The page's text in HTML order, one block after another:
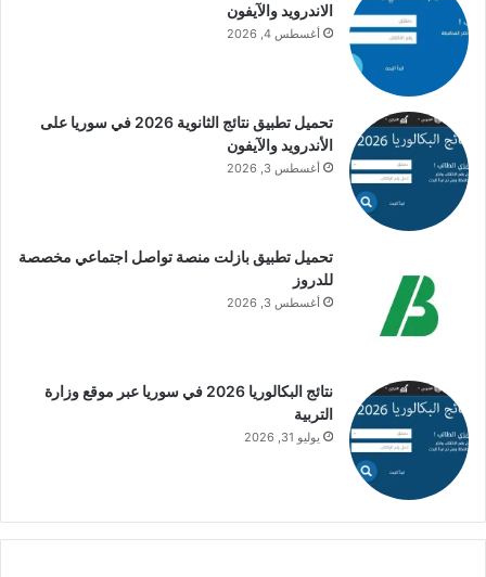
الاندرويد والآيفون
أغسطس 4, 2026
تحميل تطبيق نتائج الثانوية 2026 في سوريا على
الأندرويد والآيفون
أغسطس 3, 2026
تحميل تطبيق بازلت منصة تواصل اجتماعي مخصصة
للدروز
أغسطس 3, 2026
نتائج البكالوريا 2026 في سوريا عبر موقع وزارة
التربية
يوليو 31, 2026